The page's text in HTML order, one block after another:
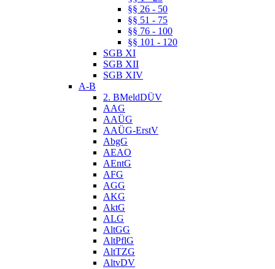
§§ 26 - 50
§§ 51 - 75
§§ 76 - 100
§§ 101 - 120
SGB XI
SGB XII
SGB XIV
A-B
2. BMeldDÜV
AAG
AAÜG
AAÜG-ErstV
AbgG
AEAO
AEntG
AFG
AGG
AKG
AktG
ALG
AltGG
AltPflG
AltTZG
AltvDV